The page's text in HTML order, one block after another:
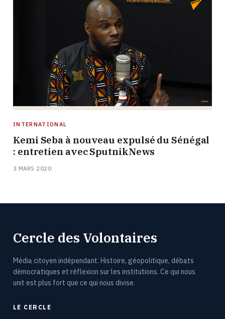
INTERNATIONAL
Kemi Seba à nouveau expulsé du Sénégal
: entretien avec SputnikNews
3 MARS 2020
Cercle des Volontaires
Média citoyen indépendant. Histoire, géopolitique, débats
démocratiques et réflexion sur les institutions. Ce qui nous
unit est plus fort que ce qui nous divise.
LE CERCLE